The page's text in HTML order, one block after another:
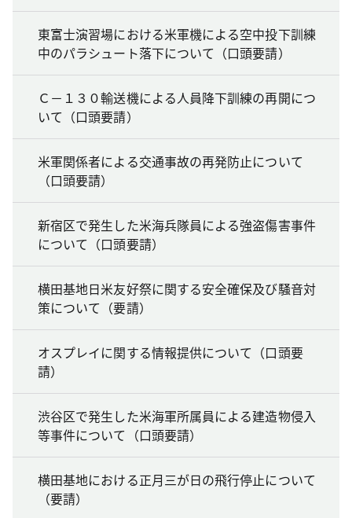
東富士演習場における米軍機による空中投下訓練
中のパラシュート落下について（口頭要請）
Ｃ－１３０輸送機による人員降下訓練の再開につ
いて（口頭要請）
米軍関係者による交通事故の再発防止について
（口頭要請）
新宿区で発生した米海兵隊員による強盗傷害事件
について（口頭要請）
横田基地日米友好祭に関する安全確保及び騒音対
策について（要請）
オスプレイに関する情報提供について（口頭要
請）
渋谷区で発生した米海軍所属員による建造物侵入
等事件について（口頭要請）
横田基地における正月三が日の飛行停止について
（要請）